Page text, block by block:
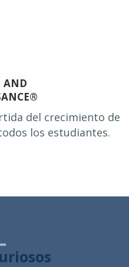
AND
del crecimiento de
los estudiantes.